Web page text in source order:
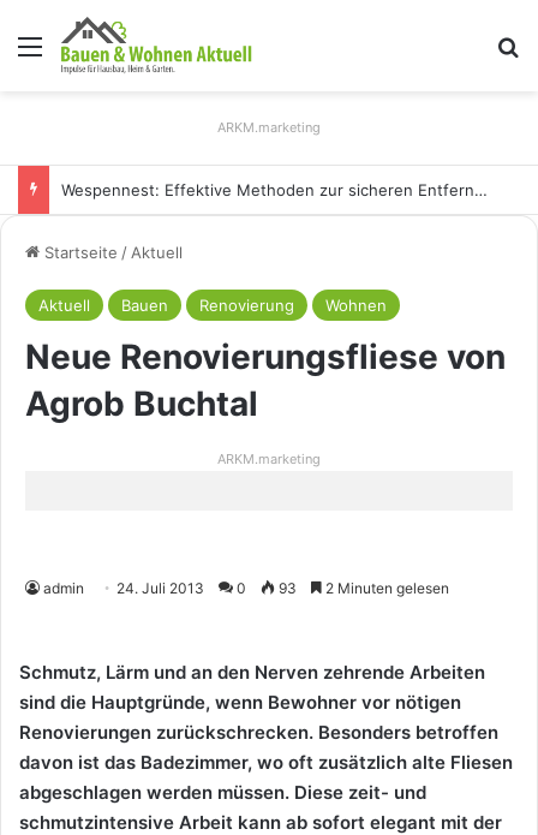
Menü
ARKM.marketing
Wespennest: Effektive Methoden zur sicheren Entfernung
Startseite / Aktuell
Aktuell Bauen Renovierung Wohnen
Neue Renovierungsfliese von
Agrob Buchtal
ARKM.marketing
admin 24. Juli 2013 0 93 2 Minuten gelesen
Schmutz, Lärm und an den Nerven zehrende Arbeiten
sind die Hauptgründe, wenn Bewohner vor nötigen
Renovierungen zurückschrecken. Besonders betroffen
davon ist das Badezimmer, wo oft zusätzlich alte Fliesen
abgeschlagen werden müssen. Diese zeit- und
schmutzintensive Arbeit kann ab sofort elegant mit der